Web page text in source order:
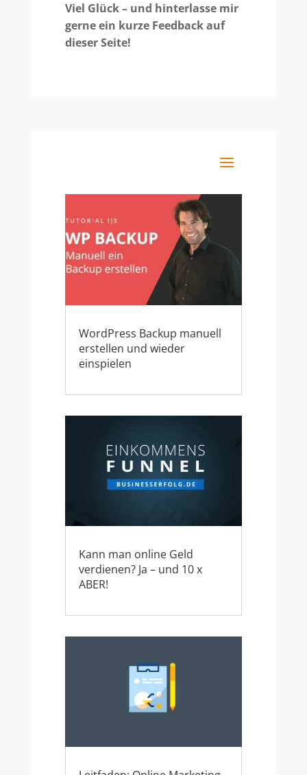
Viel Glück – und hinterlasse mir
gerne ein kurze Feedback auf
dieser Seite!
WordPress Backup manuell
erstellen und wieder
einspielen
Kann man online Geld
verdienen? Ja – und 10 x
ABER!